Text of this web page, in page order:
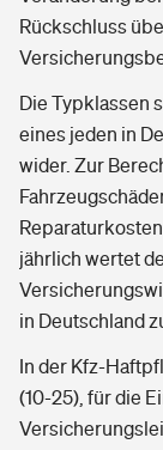
Rückschluss
Die Typklassen
eines jeden in
wider. Zur
jährlich wertet
in Deutschland
In der Kfz-
(10-25), für die